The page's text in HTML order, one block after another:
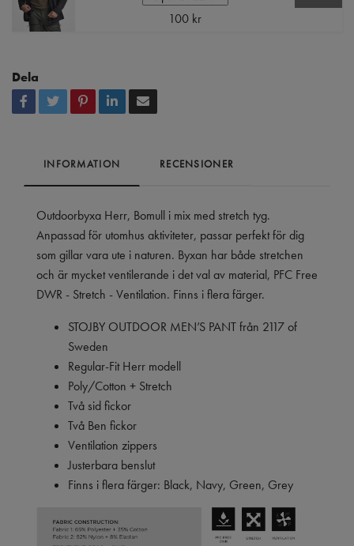
100 kr
Dela
INFORMATION RECENSIONER
Outdoorbyxa Herr, Bomull i mix med stretch tyg.
Anpassad för utomhus aktiviteter, passar perfekt för dig
som gillar vara ute i naturen. Byxan har både stretchen
och är mycket ventilerande i det val av material, PFC Free
DWR - Stretch - Ventilation. Finns i flera färger.
STOJBY OUTDOOR MEN’S PANT från 2117 of
Sweden
Regular-Fit Herr modell
Poly/Cotton + Stretch
Två sid fickor
Två Ben fickor
Ventilation zippers
Justerbara benslut
Finns i flera färger: Black, Navy, Green, Grey